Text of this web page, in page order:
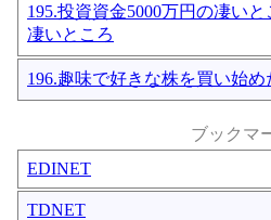
195.投資資金5000万円の凄い
凄いところ
196.趣味で好きな株を買い始め
ブックマ
EDINET
TDNET